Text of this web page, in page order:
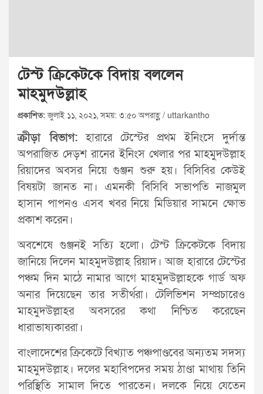
টেস্ট ক্রিকেটকে বিদায় বললেন
মাহমুদউল্লাহ
প্রকাশিত:জুলাই ১১, ২০২১, সময়: ৩:৫০ অপরাহ্ণ / uttarkantho
ক্রীড়া বিভাগ: হারারে টেস্টের প্রথম ইনিংসে দুর্দান্ত
অপরাজিত দেড়শ রানের ইনিংস খেলার পর মাহমুদউল্লাহ
রিয়াদের অবসর নিয়ে গুঞ্জন শুরু হয়। বিসিবির কেউই
বিষয়টা জানত না। এমনকী বিসিবি সভাপতি নাজমুল
হাসান পাপনও এসব খবর নিয়ে মিডিয়ার সামনে ক্ষোভ
প্রকাশ করেন।
অবশেষে গুঞ্জনই সত্যি হলো। টেস্ট ক্রিকেটকে বিদায়
জানিয়ে দিলেন মাহমুদউল্লাহ রিয়াদ। আজ হারারে টেস্টের
পঞ্চম দিন মাঠে নামার আগে মাহমুদউল্লাহকে গার্ড অফ
অনার দিয়েছেন তার সতীর্থরা। টেলিভিশন সম্প্রচারেও
মাহমুদউল্লাহর অবসরের কথা নিশ্চিত করেছেন
ধারাভাষ্যকাররা।
বাংলাদেশের ক্রিকেটে বিখ্যাত পঞ্চপাণ্ডবের অন্যতম সদস্য
মাহমুদউল্লাহ। দলের মহাবিপদের সময় ঠাণ্ডা মাথায় তিনি
পরিস্থিতি সামাল দিতে পারতেন। দলকে নিয়ে যেতেন